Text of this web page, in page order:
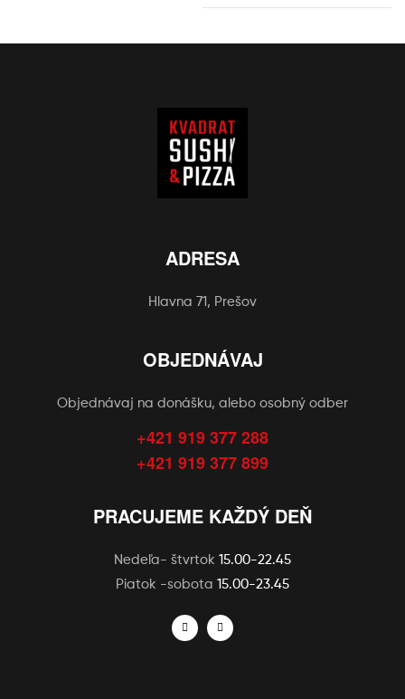
ADRESA
Hlavna 71, Prešov
OBJEDNÁVAJ
Objednávaj na donášku, alebo osobný odber
+421 919 377 288
+421 919 377 899
PRACUJEME KAŽDÝ DEŇ
Nedeľa- štvrtok 15.00-22.45
Piatok -sobota 15.00-23.45